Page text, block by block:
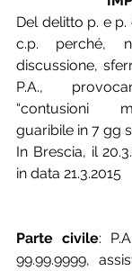
Del delitto p. e p.
c.p. perché,
discussione,
P.A.,
“contusioni
guaribile in 7 gg
In Brescia, il
in data 21.3.2015
Parte civile:
99.99.9999,